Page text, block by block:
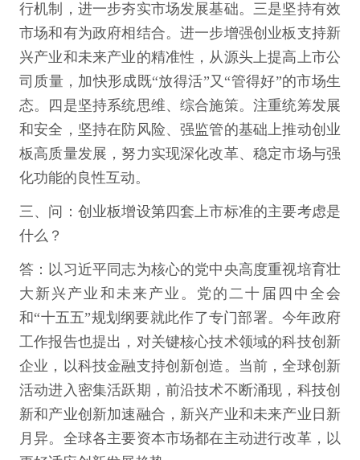
行机制，进一步夯实市场发展基础。三是坚持有效
市场和有为政府相结合。进一步增强创业板支持新
兴产业和未来产业的精准性，从源头上提高上市公
司质量，加快形成既“放得活”又“管得好”的市场生
态。四是坚持系统思维、综合施策。注重统筹发展
和安全，坚持在防风险、强监管的基础上推动创业
板高质量发展，努力实现深化改革、稳定市场与强
化功能的良性互动。
三、问：创业板增设第四套上市标准的主要考虑是
什么？
答：以习近平同志为核心的党中央高度重视培育壮
大新兴产业和未来产业。党的二十届四中全会
和“十五五”规划纲要就此作了专门部署。今年政府
工作报告也提出，对关键核心技术领域的科技创新
企业，以科技金融支持创新创造。当前，全球创新
活动进入密集活跃期，前沿技术不断涌现，科技创
新和产业创新加速融合，新兴产业和未来产业日新
月异。全球各主要资本市场都在主动进行改革，以